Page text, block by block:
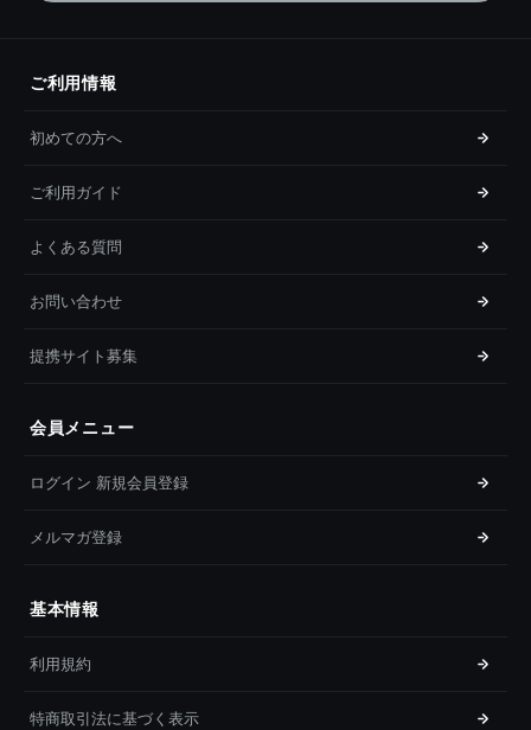
ご利用情報
初めての方へ
ご利用ガイド
よくある質問
お問い合わせ
提携サイト募集
会員メニュー
ログイン 新規会員登録
メルマガ登録
基本情報
利用規約
特商取引法に基づく表示